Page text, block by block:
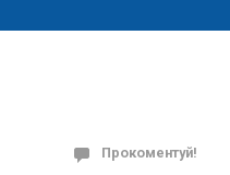
Прокоментуй!